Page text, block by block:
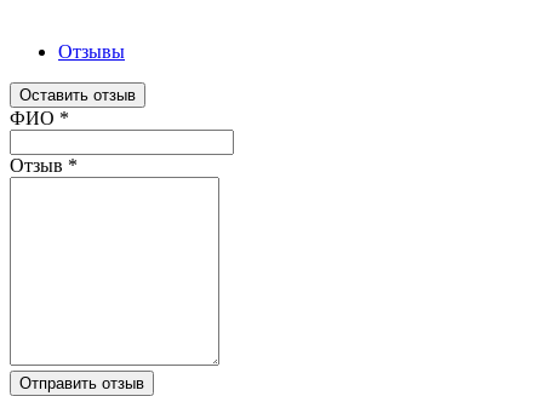
Отзывы
Оставить отзыв
Ваш отзыв был отправлен!
ФИО *
Отзыв *
Отправить отзыв